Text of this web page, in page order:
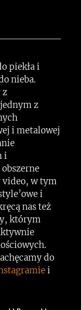
piekła i
nieba.
z
z
i metalowej
i
video, w tym
i
nas też
którym
do
i